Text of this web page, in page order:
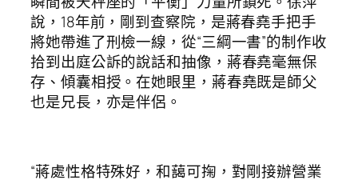
說，18年前，剛到查察院，是蔣春堯手把手
將她帶進了刑檢一線，從“三綱一書”的制作收
拾到出庭公訴的說話和抽像，蔣春堯毫無保
存、傾囊相授。在她眼里，蔣春堯既是師父
也是兄長，亦是伴侶。
“蔣處性格特殊好，和藹可掬，對剛接辦營業